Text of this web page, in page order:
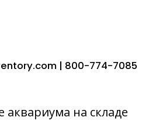
| 800-774-7085
аквариума на складе